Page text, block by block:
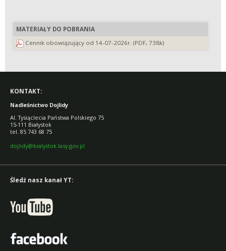
MATERIAŁY DO POBRANIA
Cennik obowiązujący od 14-07-2026r. (PDF, 738k)
KONTAKT:
Nadleśnictwo Dojlidy
Al. Tysiąclecia Państwa Polskiego 75
15-111 Białystok
tel. 85 743 68 75
dojlidy@bialystok.lasy.gov.pl
Śledź nasz kanał YT: